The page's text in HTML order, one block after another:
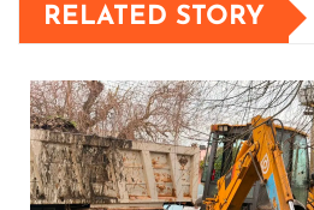
RELATED STORY